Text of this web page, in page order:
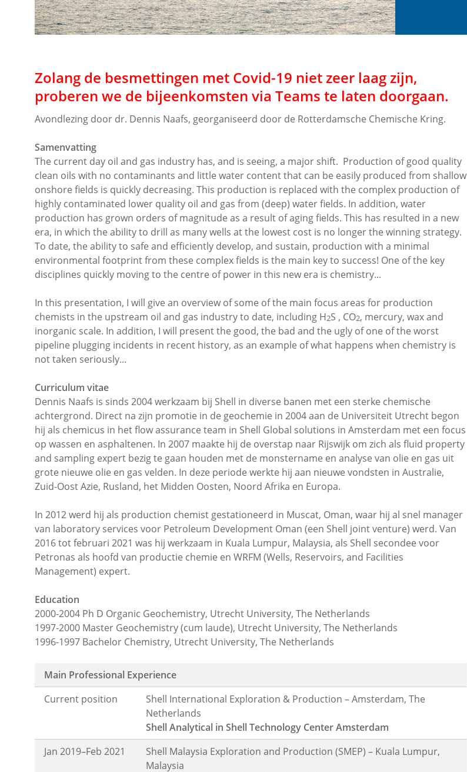
Zolang de besmettingen met Covid-19 niet zeer laag zijn,
proberen we de bijeenkomsten via Teams te laten doorgaan.
Avondlezing door dr. Dennis Naafs, georganiseerd door de Rotterdamsche Chemische Kring.
Samenvatting
The current day oil and gas industry has, and is seeing, a major shift. Production of good quality
clean oils with no contaminants and little water content that can be easily produced from shallow
onshore fields is quickly decreasing. This production is replaced with the complex production of
highly contaminated lower quality oil and gas from (deep) water fields. In addition, water
production has grown orders of magnitude as a result of aging fields. This has resulted in a new
era, in which the ability to drill as many wells at the lowest cost is no longer the winning strategy.
To date, the ability to safe and efficiently develop, and sustain, production with a minimal
environmental footprint from these complex fields is the main key to success! One of the key
disciplines quickly moving to the centre of power in this new era is chemistry...
In this presentation, I will give an overview of some of the main focus areas for production
chemists in the upstream oil and gas industry to date, including H2S , CO2, mercury, wax and
inorganic scale. In addition, I will present the good, the bad and the ugly of one of the worst
pipeline plugging incidents in recent history, as an example of what happens when chemistry is
not taken seriously...
Curriculum vitae
Dennis Naafs is sinds 2004 werkzaam bij Shell in diverse banen met een sterke chemische
achtergrond. Direct na zijn promotie in de geochemie in 2004 aan de Universiteit Utrecht begon
hij als chemicus in het flow assurance team in Shell Global solutions in Amsterdam met een focus
op wassen en asphaltenen. In 2007 maakte hij de overstap naar Rijswijk om zich als fluid property
and sampling expert bezig te gaan houden met de monstername en analyse van olie en gas uit
grote nieuwe olie en gas velden. In deze periode werkte hij aan nieuwe vondsten in Australie,
Zuid-Oost Azie, Rusland, het Midden Oosten, Noord Afrika en Europa.
In 2012 werd hij als production chemist gestationeerd in Muscat, Oman, waar hij al snel manager
van laboratory services voor Petroleum Development Oman (een Shell joint venture) werd. Van
2016 tot februari 2021 was hij werkzaam in Kuala Lumpur, Malaysia, als Shell secondee voor
Petronas als hoofd van productie chemie en WRFM (Wells, Reservoirs, and Facilities
Management) expert.
Education
2000-2004 Ph D Organic Geochemistry, Utrecht University, The Netherlands
1997-2000 Master Geochemistry (cum laude), Utrecht University, The Netherlands
1996-1997 Bachelor Chemistry, Utrecht University, The Netherlands
Main Professional Experience
Current position
Shell International Exploration & Production – Amsterdam, The
Netherlands
Shell Analytical in Shell Technology Center Amsterdam
Jan 2019–Feb 2021
Shell Malaysia Exploration and Production (SMEP) – Kuala Lumpur,
Malaysia